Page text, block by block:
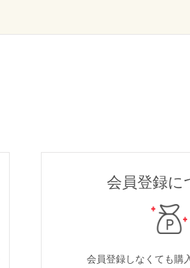
会員登録に
会員登録しなくても購